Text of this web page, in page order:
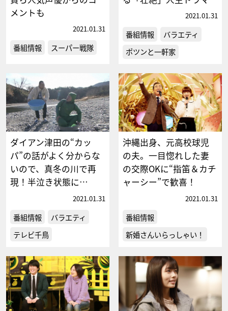
メントも
2021.01.31
番組情報 スーパー戦隊
2021.01.31
番組情報
バラエティ
ポツンと一軒家
ダイアン津田の“カッ
パ”の話がよく分からな
いので、真冬の川で再
現！半泣き状態に…
2021.01.31
番組情報
バラエティ
テレビ千鳥
沖縄出身、元高校球児
の夫。一目惚れした妻
の交際OKに“指笛＆カチ
ャーシー”で歓喜！
2021.01.31
番組情報
新婚さんいらっしゃい！